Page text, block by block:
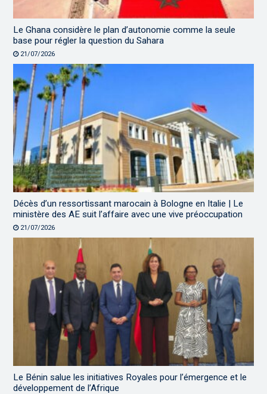
Le Ghana considère le plan d’autonomie comme la seule
base pour régler la question du Sahara
21/07/2026
Décès d’un ressortissant marocain à Bologne en Italie | Le
ministère des AE suit l’affaire avec une vive préoccupation
21/07/2026
Le Bénin salue les initiatives Royales pour l’émergence et le
développement de l’Afrique